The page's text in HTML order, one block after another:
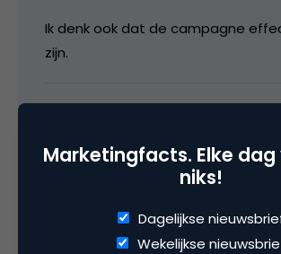
Ik denk ook dat de campagne
zijn.
8 februari 2008 om 11:03
Gijsbregt
Marketingfacts. Elke dag
niks!
Dagelijkse
Wekelijkse